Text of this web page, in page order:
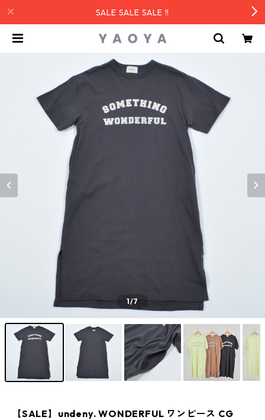
SALE SALE SALE !!
1/7
【SALE】undeny. WONDERFUL ワンピース CG